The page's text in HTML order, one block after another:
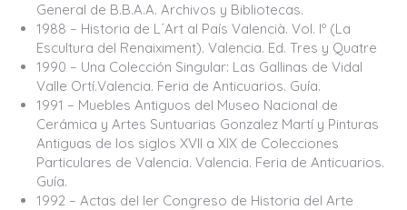
General de B.B.A.A. Archivos y Bibliotecas.
1988 – Historia de L´Art al País Valencià. Vol. Iº (La
Escultura del Renaiximent). Valencia. Ed. Tres y Quatre
1990 – Una Colección Singular: Las Gallinas de Vidal
Valle Ortí.Valencia. Feria de Anticuarios. Guía.
1991 – Muebles Antiguos del Museo Nacional de
Cerámica y Artes Suntuarias Gonzalez Martí y Pinturas
Antiguas de los siglos XVII a XIX de Colecciones
Particulares de Valencia. Valencia. Feria de Anticuarios.
Guía.
1992 – Actas del Ier Congreso de Historia del Arte